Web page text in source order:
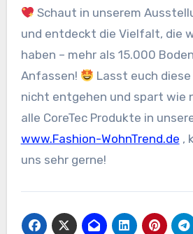
Schaut in unserem
und entdeckt die Vielfalt, die
haben – mehr als 15.000
Anfassen!
Lasst euch
nicht entgehen und spart wie
alle CoreTec Produkte in
www.Fashion-WohnTrend.de ,
uns sehr gerne!